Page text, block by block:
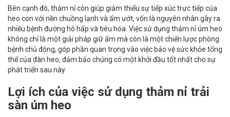
Bên cạnh đó, thảm nỉ còn giúp giảm thiểu sự tiếp xúc trực tiếp của
heo con với nền chuồng lạnh và ẩm ướt, vốn là nguyên nhân gây ra
nhiều bệnh đường hô hấp và tiêu hóa. Việc sử dụng thảm nỉ úm heo
không chỉ là một giải pháp giữ ấm mà còn là một chiến lược phòng
bệnh chủ động, góp phần quan trọng vào việc bảo vệ sức khỏe tổng
thể của đàn heo, đảm bảo chúng có một khởi đầu tốt nhất cho sự
phát triển sau này.
Lợi ích của việc sử dụng thảm nỉ trải
sàn úm heo